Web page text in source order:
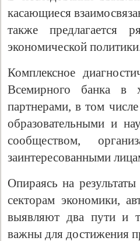
касающиеся
также предлагается
экономической
Комплексное
Всемирного банка в
партнерами, в том
образовательными и
сообществом,
заинтересованными
Опираясь на
секторам экономики,
выявляют два пути и
важны для достижения